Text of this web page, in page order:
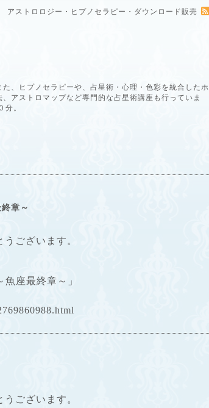
ストロロジー・ヒプノセラピー・ダウンロード販売
、ヒプノセラピーや、占星術・心理・色彩を統合したホ
アストロマップなど専門的な占星術講座も行っていま
。
章～
ございます。
座最終章～」
ございます。